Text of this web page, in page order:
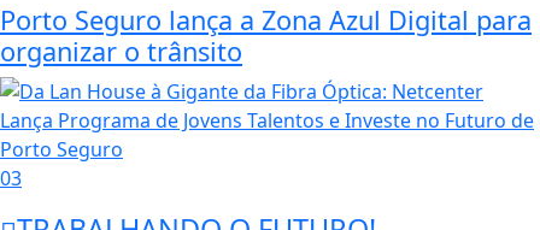
Porto Seguro lança a Zona Azul Digital para
organizar o trânsito
03